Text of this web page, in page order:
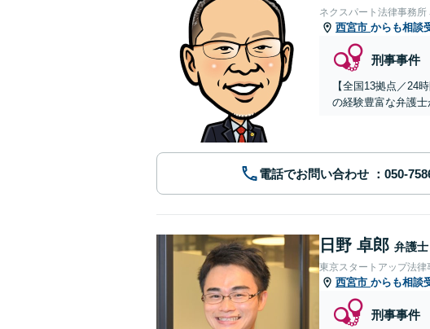
ネクスパート法律事務所
西宮市 からも相談
刑事事件
【全国13拠点／24
の経験豊富な弁護
電話でお問い合わせ
日野 卓郎 弁護士
東京スタートアップ法律
西宮市 からも相談
刑事事件